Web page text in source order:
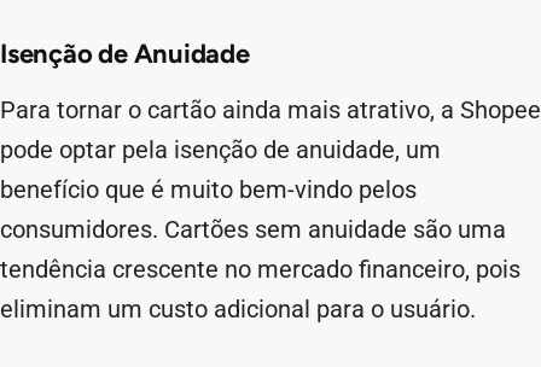
Isenção de Anuidade
Para tornar o cartão ainda mais atrativo, a Shopee
pode optar pela isenção de anuidade, um
benefício que é muito bem-vindo pelos
consumidores. Cartões sem anuidade são uma
tendência crescente no mercado financeiro, pois
eliminam um custo adicional para o usuário.